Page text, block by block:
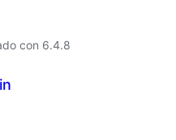
con 6.4.8